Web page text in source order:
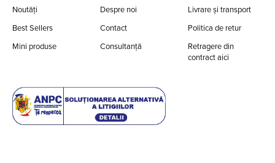
Noutăți
Best Sellers
Mini produse
Despre noi
Contact
Consultanță
Livrare și transport
Politica de retur
Retragere din
contract aici